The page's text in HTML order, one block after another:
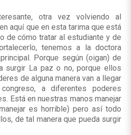
otra vez volviendo al
aquí que en esta tarima que está
de cómo tratar al estudiante y de
tenemos a la doctora
Porque según (oigan) de
surgir La paz o no, porque ellos
de alguna manera van a llegar
a diferentes poderes
Está en nuestras manos manejar
es horrible) pero así todo
de tal manera que pueda surgir